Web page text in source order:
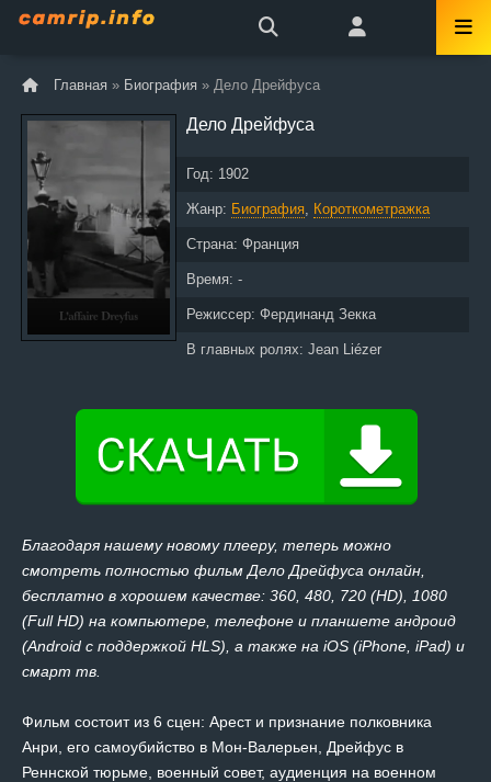
Главная » Биография » Дело Дрейфуса
Дело Дрейфуса
Год: 1902
Жанр: Биография, Короткометражка
Страна: Франция
Время: -
Режиссер: Фердинанд Зекка
В главных ролях: Jean Liézer
Благодаря нашему новому плееру, теперь можно
смотреть полностью фильм Дело Дрейфуса онлайн,
бесплатно в хорошем качестве: 360, 480, 720 (HD), 1080
(Full HD) на компьютере, телефоне и планшете андроид
(Android с поддержкой HLS), а также на iOS (iPhone, iPad) и
смарт тв.
Фильм состоит из 6 сцен: Арест и признание полковника
Анри, его самоубийство в Мон-Валерьен, Дрейфус в
Реннской тюрьме, военный совет, аудиенция на военном